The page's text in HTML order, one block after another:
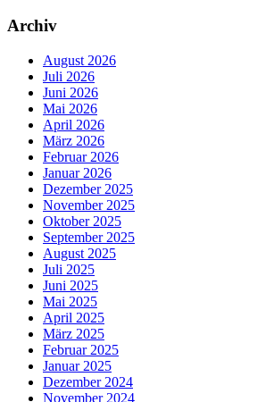
Archiv
August 2026
Juli 2026
Juni 2026
Mai 2026
April 2026
März 2026
Februar 2026
Januar 2026
Dezember 2025
November 2025
Oktober 2025
September 2025
August 2025
Juli 2025
Juni 2025
Mai 2025
April 2025
März 2025
Februar 2025
Januar 2025
Dezember 2024
November 2024